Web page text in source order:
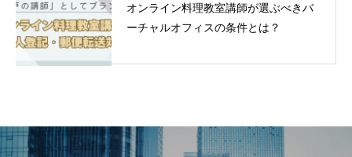
オンライン料理教室講師が選ぶべきバ
ーチャルオフィスの条件とは？